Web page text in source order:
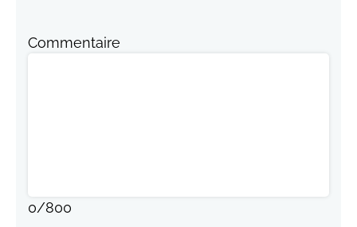
Commentaire
0/800